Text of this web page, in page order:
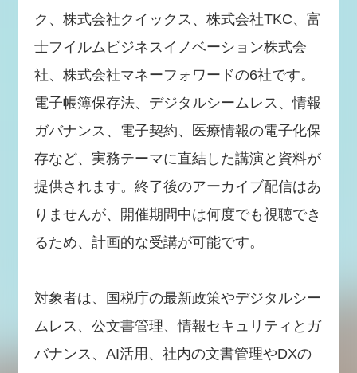
ク、株式会社クイックス、株式会社TKC、富
士フイルムビジネスイノベーション株式会
社、株式会社マネーフォワードの6社です。
電子帳簿保存法、デジタルシームレス、情報
ガバナンス、電子契約、医療情報の電子化保
存など、実務テーマに直結した講演と資料が
提供されます。終了後のアーカイブ配信はあ
りませんが、開催期間中は何度でも視聴でき
るため、計画的な受講が可能です。
対象者は、国税庁の最新政策やデジタルシー
ムレス、公文書管理、情報セキュリティとガ
バナンス、AI活用、社内の文書管理やDXの